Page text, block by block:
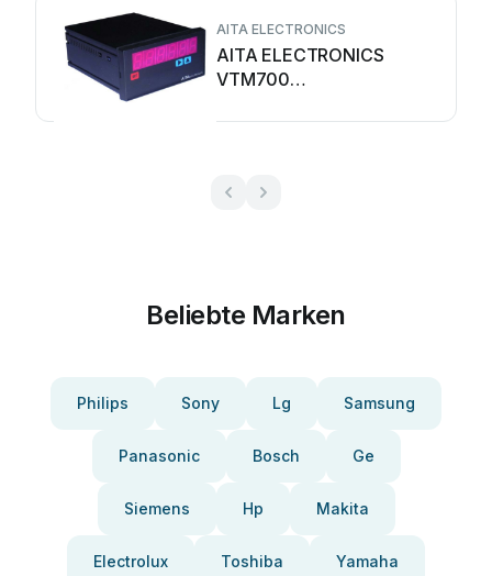
AITA ELECTRONICS
AITA ELECTRONICS
VTM700
Beliebte Marken
Philips Sony Lg Samsung
Panasonic Bosch Ge
Siemens Hp Makita
Electrolux Toshiba Yamaha